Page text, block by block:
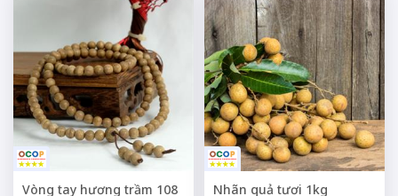
Vòng tay hương trầm 108
Nhãn quả tươi 1kg